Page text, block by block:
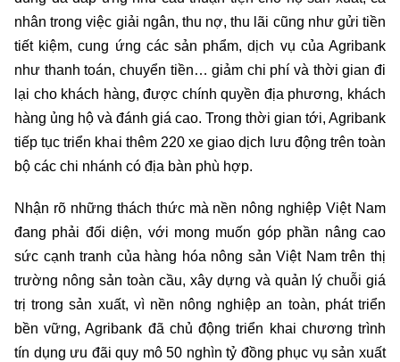
nhân trong việc giải ngân, thu nợ, thu lãi cũng như gửi tiền
tiết kiệm, cung ứng các sản phẩm, dịch vụ của Agribank
như thanh toán, chuyển tiền… giảm chi phí và thời gian đi
lại cho khách hàng, được chính quyền địa phương, khách
hàng ủng hộ và đánh giá cao. Trong thời gian tới, Agribank
tiếp tục triển khai thêm 220 xe giao dịch lưu động trên toàn
bộ các chi nhánh có địa bàn phù hợp.
Nhận rõ những thách thức mà nền nông nghiệp Việt Nam
đang phải đối diện, với mong muốn góp phần nâng cao
sức cạnh tranh của hàng hóa nông sản Việt Nam trên thị
trường nông sản toàn cầu, xây dựng và quản lý chuỗi giá
trị trong sản xuất, vì nền nông nghiệp an toàn, phát triển
bền vững, Agribank đã chủ động triển khai chương trình
tín dụng ưu đãi quy mô 50 nghìn tỷ đồng phục vụ sản xuất